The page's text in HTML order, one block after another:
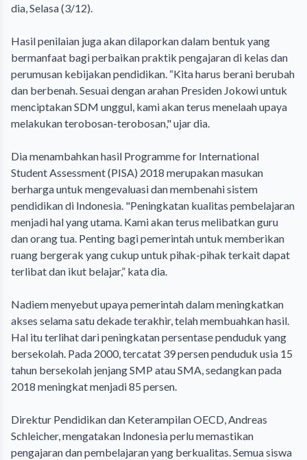
dia, Selasa (3/12).
Hasil penilaian juga akan dilaporkan dalam bentuk yang
bermanfaat bagi perbaikan praktik pengajaran di kelas dan
perumusan kebijakan pendidikan. “Kita harus berani berubah
dan berbenah. Sesuai dengan arahan Presiden Jokowi untuk
menciptakan SDM unggul, kami akan terus menelaah upaya
melakukan terobosan-terobosan," ujar dia.
Dia menambahkan hasil Programme for International
Student Assessment (PISA) 2018 merupakan masukan
berharga untuk mengevaluasi dan membenahi sistem
pendidikan di Indonesia. "Peningkatan kualitas pembelajaran
menjadi hal yang utama. Kami akan terus melibatkan guru
dan orang tua. Penting bagi pemerintah untuk memberikan
ruang bergerak yang cukup untuk pihak-pihak terkait dapat
terlibat dan ikut belajar,” kata dia.
Nadiem menyebut upaya pemerintah dalam meningkatkan
akses selama satu dekade terakhir, telah membuahkan hasil.
Hal itu terlihat dari peningkatan persentase penduduk yang
bersekolah. Pada 2000, tercatat 39 persen penduduk usia 15
tahun bersekolah jenjang SMP atau SMA, sedangkan pada
2018 meningkat menjadi 85 persen.
Direktur Pendidikan dan Keterampilan OECD, Andreas
Schleicher, mengatakan Indonesia perlu memastikan
pengajaran dan pembelajaran yang berkualitas. Semua siswa